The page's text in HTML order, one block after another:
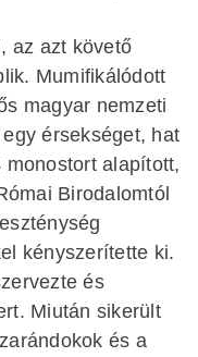
az azt követő
Mumifikálódott
magyar nemzeti
érsekséget, hat
monostort alapított,
Birodalomtól
kényszerítette ki.
és
Miután sikerült
és a